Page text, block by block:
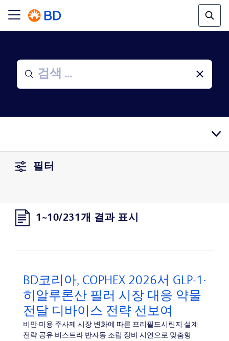
필터
1~10/231개 결과 표시
BD코리아, COPHEX 2026서 GLP-1·
히알루론산 필러 시장 대응 약물
전달 디바이스 전략 선보여
비만·미용 주사제 시장 변화에 따른 프리필드시린지 설계
전략 공유 비스트라 반자동 조립 장비 시연으로 맞춤형